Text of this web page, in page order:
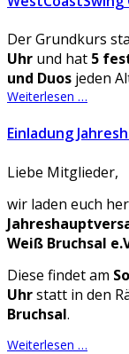
Der Grundkurs
Uhr und hat 5
und Duos jeden
Weiterlesen …
Einladung
Liebe Mitglieder,
wir laden euch
Weiß Bruchsal
Diese findet am
Uhrstatt in den
Bruchsal.
Weiterlesen …